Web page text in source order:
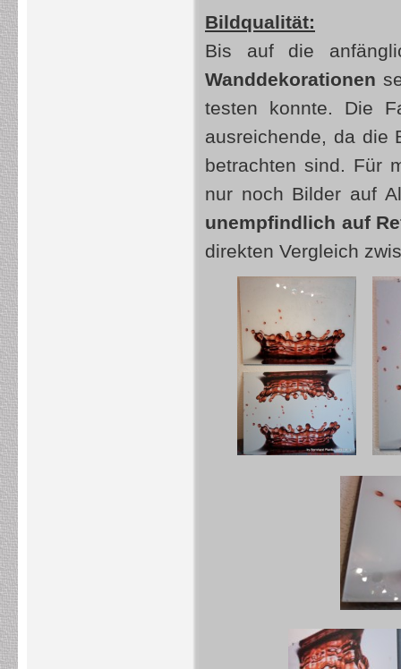
Bildqualität:
Bis auf die
Wanddekorationen
testen konnte. Die
ausreichende, da die
betrachten sind. Für
nur noch Bilder auf
unempfindlich auf
direkten Vergleich